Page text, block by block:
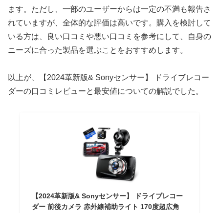
ます。ただし、一部のユーザーからは一定の不満も報告さ
れていますが、全体的な評価は高いです。購入を検討して
いる方は、良い口コミや悪い口コミを参考にして、自身の
ニーズに合った製品を選ぶことをおすすめします。
以上が、【2024革新版& Sonyセンサー】 ドライブレコー
ダーの口コミレビューと最安値についての解説でした。
【2024革新版& Sonyセンサー】 ドライブレコー
ダー 前後カメラ 赤外線補助ライト 170度超広角